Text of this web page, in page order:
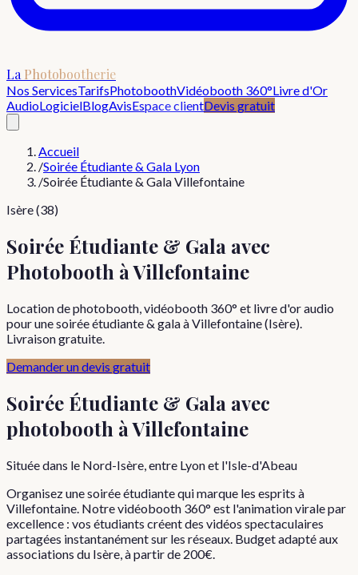
La Photobootherie
Nos ServicesTarifsPhotoboothVidéobooth 360°Livre d'Or
AudioLogicielBlogAvisEspace clientDevis gratuit
Accueil
/Soirée Étudiante & Gala Lyon
/Soirée Étudiante & Gala Villefontaine
Isère (38)
Soirée Étudiante & Gala avec
Photobooth à Villefontaine
Location de photobooth, vidéobooth 360° et livre d'or audio
pour une soirée étudiante & gala à Villefontaine (Isère).
Livraison gratuite.
Demander un devis gratuit
Soirée Étudiante & Gala avec
photobooth àVillefontaine
Située dans le Nord-Isère, entre Lyon et l'Isle-d'Abeau
Organisez une soirée étudiante qui marque les esprits à
Villefontaine. Notre vidéobooth 360° est l'animation virale par
excellence : vos étudiants créent des vidéos spectaculaires
partagées instantanément sur les réseaux. Budget adapté aux
associations du Isère, à partir de 200€.